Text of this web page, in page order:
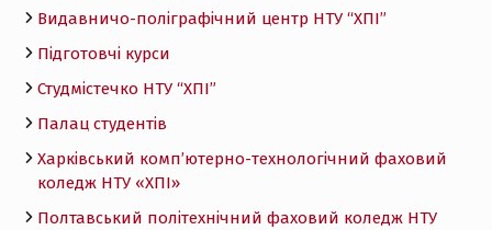
Видавничо-поліграфічний центр НТУ “ХПІ”
Підготовчі курси
Студмістечко НТУ “ХПІ”
Палац студентів
Харківський комп’ютерно-технологічний фаховий
коледж НТУ «ХПI»
Полтавський політехнічний фаховий коледж НТУ